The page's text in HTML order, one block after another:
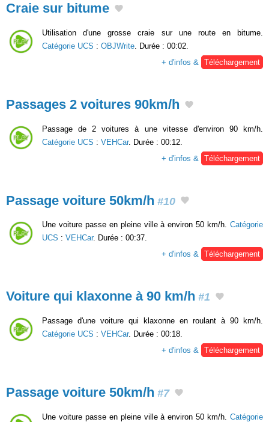
Craie sur bitume
Utilisation d'une grosse craie sur une route en bitume.
Catégorie UCS : OBJWrite. Durée : 00:02.
+ d'infos & Téléchargement
Passages 2 voitures 90km/h
Passage de 2 voitures à une vitesse d'environ 90 km/h.
Catégorie UCS : VEHCar. Durée : 00:12.
+ d'infos &
Téléchargement
Passage voiture 50km/h #10
Une voiture passe en pleine ville à environ 50 km/h. Catégorie
UCS : VEHCar. Durée : 00:37.
+ d'infos & Téléchargement
Voiture qui klaxonne à 90 km/h #1
Passage d'une voiture qui klaxonne en roulant à 90 km/h.
Catégorie UCS : VEHCar. Durée : 00:18.
+ d'infos &
Téléchargement
Passage voiture 50km/h #7
Une voiture passe en pleine ville à environ 50 km/h. Catégorie